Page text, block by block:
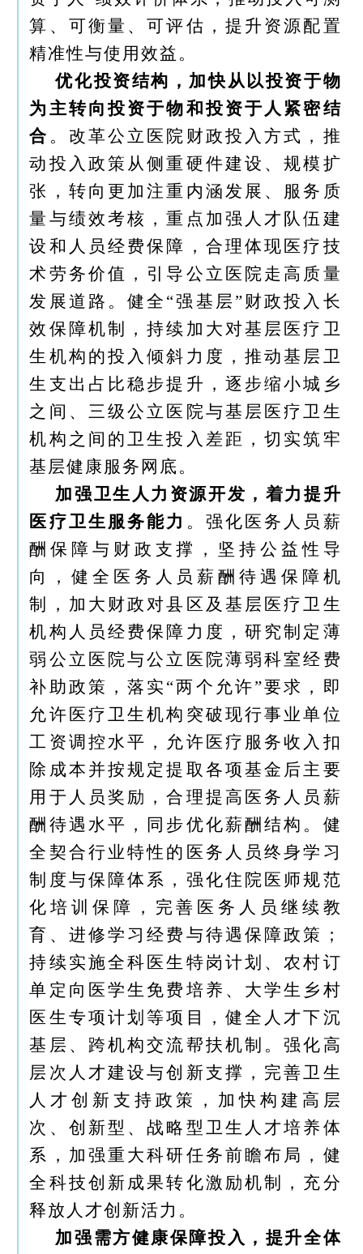
算、可衡量、可评估，提升资源配置
精准性与使用效益。
优化投资结构，加快从以投资于物
为主转向投资于物和投资于人紧密结
合 。改革公立医院财政投入方式，推
动投入政策从侧重硬件建设、规模扩
张，转向更加注重内涵发展、服务质
量与绩效考核，重点加强人才队伍建
设和人员经费保障，合理体现医疗技
术劳务价值，引导公立医院走高质量
发展道路。健全“强基层”财政投入长
效保障机制，持续加大对基层医疗卫
生机构的投入倾斜力度，推动基层卫
生支出占比稳步提升，逐步缩小城乡
之间、三级公立医院与基层医疗卫生
机构之间的卫生投入差距，切实筑牢
基层健康服务网底。
加强卫生人力资源开发，着力提升
医疗卫生服务能力 。强化医务人员薪
酬保障与财政支撑，坚持公益性导
向，健全医务人员薪酬待遇保障机
制，加大财政对县区及基层医疗卫生
机构人员经费保障力度，研究制定薄
弱公立医院与公立医院薄弱科室经费
补助政策，落实“两个允许”要求，即
允许医疗卫生机构突破现行事业单位
工资调控水平，允许医疗服务收入扣
除成本并按规定提取各项基金后主要
用于人员奖励，合理提高医务人员薪
酬待遇水平，同步优化薪酬结构。健
全契合行业特性的医务人员终身学习
制度与保障体系，强化住院医师规范
化培训保障，完善医务人员继续教
育、进修学习经费与待遇保障政策；
持续实施全科医生特岗计划、农村订
单定向医学生免费培养、大学生乡村
医生专项计划等项目，健全人才下沉
基层、跨机构交流帮扶机制。强化高
层次人才建设与创新支撑，完善卫生
人才创新支持政策，加快构建高层
次、创新型、战略型卫生人才培养体
系，加强重大科研任务前瞻布局，健
全科技创新成果转化激励机制，充分
释放人才创新活力。
加强需方健康保障投入，提升全体